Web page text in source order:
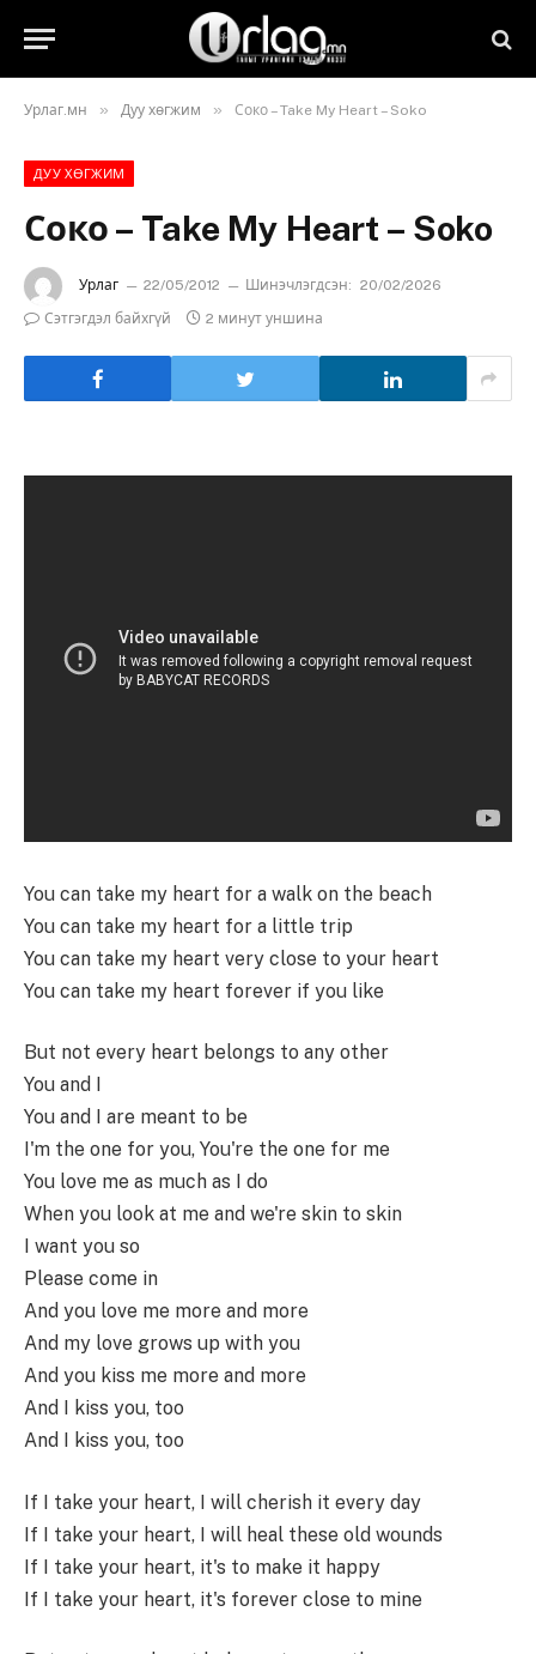
Урлаг.мн » Дуу хөгжим » Соко – Take My Heart – Soko
ДУУ ХӨГЖИМ
Соко – Take My Heart – Soko
Урлаг 22/05/2012 Шинэчлэгдсэн: 20/02/2026
Сэтгэгдэл байхгүй
2 минут уншина
You can take my heart for a walk on the beach
You can take my heart for a little trip
You can take my heart very close to your heart
You can take my heart forever if you like
But not every heart belongs to any other
You and I
You and I are meant to be
I'm the one for you, You're the one for me
You love me as much as I do
When you look at me and we're skin to skin
I want you so
Please come in
And you love me more and more
And my love grows up with you
And you kiss me more and more
And I kiss you, too
And I kiss you, too
If I take your heart, I will cherish it every day
If I take your heart, I will heal these old wounds
If I take your heart, it's to make it happy
If I take your heart, it's forever close to mine